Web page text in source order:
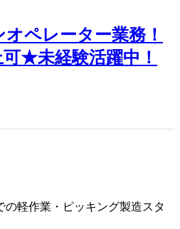
ペレーター業務！
★未経験活躍中！
の軽作業・ピッキング製造スタ